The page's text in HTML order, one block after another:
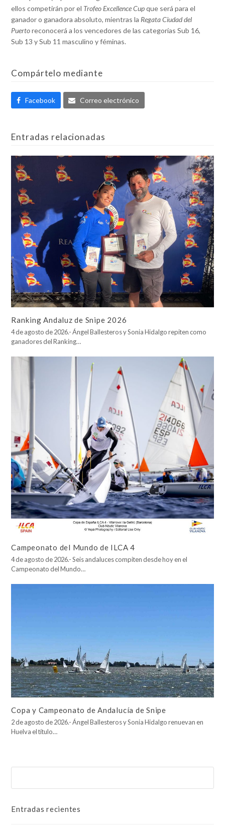
ellos competirán por el Trofeo Excellence Cupque será para el
ganador o ganadora absoluto, mientras la Regata Ciudad del
Puertoreconocerá a los vencedores de las categorías Sub 16,
Sub 13 y Sub 11 masculino y féminas.
Compártelo mediante
Facebook Correo electrónico
Entradas relacionadas
Ranking Andaluz de Snipe 2026
4 de agosto de 2026.- Ángel Ballesteros y Sonia Hidalgo repiten como
ganadores del Ranking…
Campeonato del Mundo de ILCA 4
4 de agosto de 2026.- Seis andaluces compiten desde hoy en el
Campeonato del Mundo…
Copa y Campeonato de Andalucía de Snipe
2 de agosto de 2026.- Ángel Ballesteros y Sonia Hidalgo renuevan en
Huelva el título…
Entradas recientes